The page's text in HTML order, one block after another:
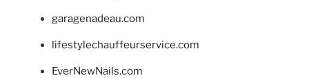
garagenadeau.com
lifestylechauffeurservice.com
EverNewNails.com